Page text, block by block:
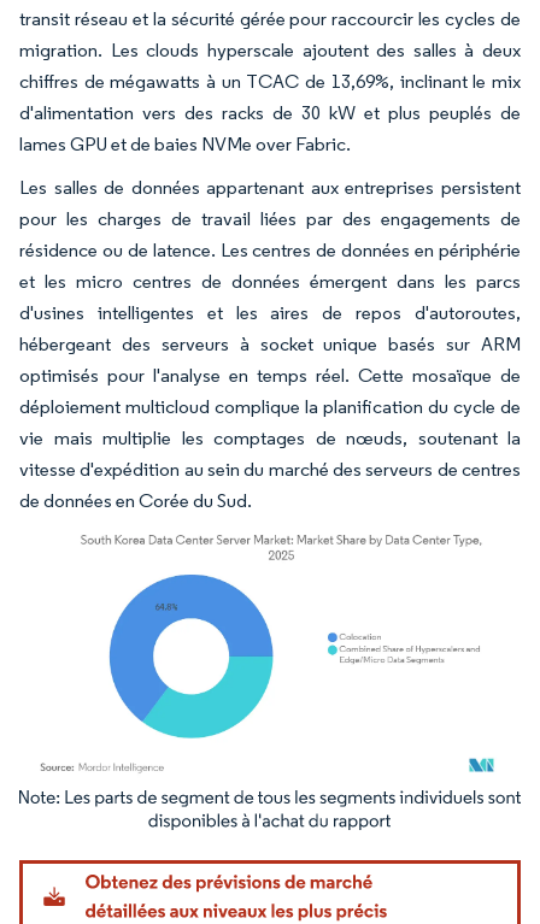
transit réseau et la sécurité gérée pour raccourcir les cycles de
migration. Les clouds hyperscale ajoutent des salles à deux
chiffres de mégawatts à un TCAC de 13,69%, inclinant le mix
d'alimentation vers des racks de 30 kW et plus peuplés de
lames GPU et de baies NVMe over Fabric.
Les salles de données appartenant aux entreprises persistent
pour les charges de travail liées par des engagements de
résidence ou de latence. Les centres de données en périphérie
et les micro centres de données émergent dans les parcs
d'usines intelligentes et les aires de repos d'autoroutes,
hébergeant des serveurs à socket unique basés sur ARM
optimisés pour l'analyse en temps réel. Cette mosaïque de
déploiement multicloud complique la planification du cycle de
vie mais multiplie les comptages de nœuds, soutenant la
vitesse d'expédition au sein du marché des serveurs de centres
de données en Corée du Sud.
Image © Mordor Intelligence. La réutilisation nécessite une attribution sous CC BY